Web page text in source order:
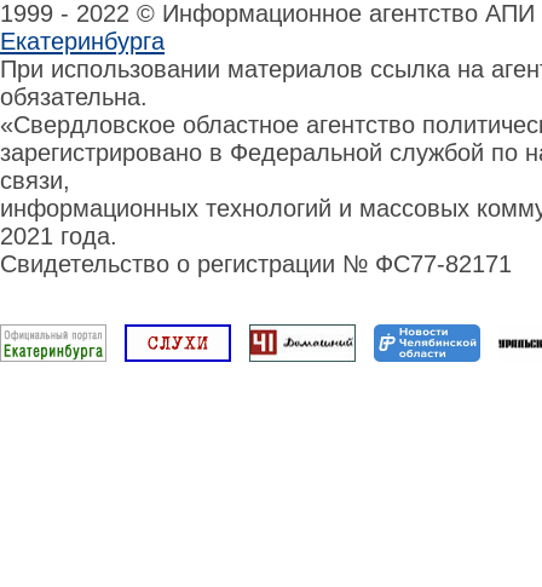
1999 - 2022 © Информационное агентство
Екатеринбурга
При использовании материалов ссылка на
обязательна.
«Свердловское областное агентство
зарегистрировано в Федеральной службой по
связи,
информационных технологий и массовых
2021 года.
Свидетельство о регистрации № ФС77-82171